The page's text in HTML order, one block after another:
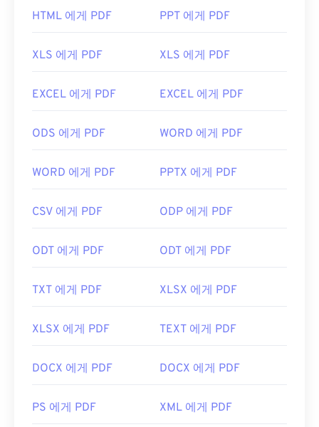
연 가장인기 있는 무료 PDF 리더입니다. 사용하기
는 전혀 어렵지 않지만, 제 생각에는 불필요하거나 원
프로그램입니다.
PDF 파일을 자동으로 열 수 있습니다. 추가 기능이나
도 있지만, 온라인에서 PDF 링크를 클릭하면 자동으
기능을 원하신다면
SumatraPDF 나MuPDF를
개발자: ISO
유용한 링크:
https://en.wikipedia.org/wiki/휴대용_문서_포맷
adobe/about-adobe-pdf.html
HTML 에게 PDF PPT 에게 PDF
XLS 에게 PDF XLS 에게 PDF
EXCEL 에게 PDF EXCEL 에게 PDF
ODS 에게 PDF WORD 에게 PDF
WORD 에게 PDF PPTX 에게 PDF
CSV 에게 PDF ODP 에게 PDF
ODT 에게 PDF ODT 에게 PDF
TXT 에게 PDF XLSX 에게 PDF
XLSX 에게 PDF TEXT 에게 PDF
DOCX 에게 PDF DOCX 에게 PDF
PS 에게 PDF XML 에게 PDF